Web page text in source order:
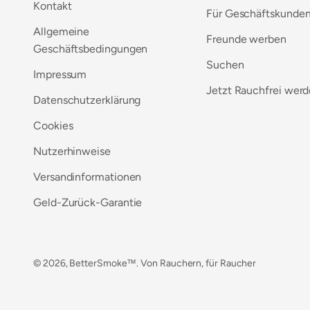
Kontakt
Allgemeine
Geschäftsbedingungen
Impressum
Datenschutzerklärung
Cookies
Nutzerhinweise
Versandinformationen
Geld-Zurück-Garantie
Für Geschäftskunden
Freunde werben
Suchen
Jetzt Rauchfrei
© 2026, BetterSmoke™. Von Rauchern, für Raucher